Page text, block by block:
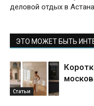
деловой отдых в Астана
ЭТО МОЖЕТ БЫТЬ
Статьи